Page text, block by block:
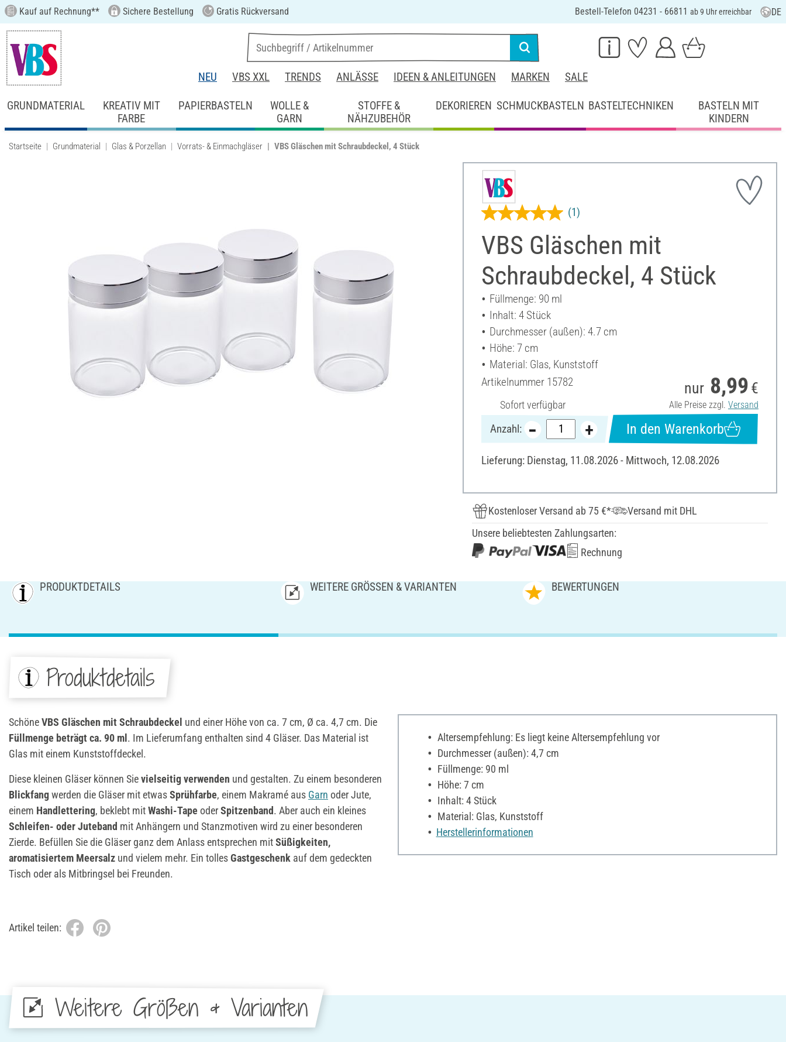
Kauf auf Rechnung** Sichere Bestellung Gratis Rückversand Bestell-Telefon 04231 - 66811 ab 9 Uhr erreichbar DE
NEU VBS XXL TRENDS ANLÄSSE IDEEN & ANLEITUNGEN MARKEN SALE
GRUNDMATERIAL
KREATIV MIT
FARBE
PAPIERBASTELN
WOLLE &
GARN
STOFFE &
NÄHZUBEHÖR
DEKORIEREN SCHMUCKBASTELN BASTELTECHNIKEN
BASTELN MIT
KINDERN
Startseite Grundmaterial Glas & Porzellan Vorrats- & Einmachgläser VBS Gläschen mit Schraubdeckel, 4 Stück
VBS Gläschen mit
Schraubdeckel, 4 Stück
(1)
Füllmenge: 90 ml
Inhalt: 4 Stück
Durchmesser (außen): 4.7 cm
Höhe: 7 cm
Material: Glas, Kunststoff
Artikelnummer 15782
Sofort verfügbar
nur 8,99 €
Alle Preise zzgl. Versand
Anzahl: In den Warenkorb
Lieferung: Dienstag, 11.08.2026 - Mittwoch, 12.08.2026
Kostenloser Versand ab 75 €*
Versand mit DHL
Unsere beliebtesten Zahlungsarten:
Rechnung
PRODUKTDETAILS WEITERE GRÖSSEN & VARIANTEN BEWERTUNGEN
Produktdetails
SchöneVBS Gläschen mit Schraubdeckel und einer Höhe von ca. 7 cm, Ø ca. 4,7 cm. Die
Füllmenge beträgt ca. 90 ml. Im Lieferumfang enthalten sind 4 Gläser. Das Material ist
Glas mit einem Kunststoffdeckel.
Diese kleinen Gläser können Sievielseitig verwenden und gestalten. Zu einem besonderen
Blickfangwerden die Gläser mit etwasSprühfarbe, einem Makramé aus Garn oder Jute,
einem Handlettering, beklebt mitWashi-Tape oderSpitzenband. Aber auch ein kleines
Schleifen- oder Juteband mit Anhängern und Stanzmotiven wird zu einer besonderen
Zierde. Befüllen Sie die Gläser ganz dem Anlass entsprechen mitSüßigkeiten,
aromatisiertem Meersalz und vielem mehr. Ein tollesGastgeschenk auf dem gedeckten
Tisch oder als Mitbringsel bei Freunden.
Altersempfehlung: Es liegt keine Altersempfehlung vor
Durchmesser (außen): 4,7 cm
Füllmenge: 90 ml
Höhe: 7 cm
Inhalt: 4 Stück
Material: Glas, Kunststoff
Herstellerinformationen
Artikel teilen:
Weitere Größen & Varianten